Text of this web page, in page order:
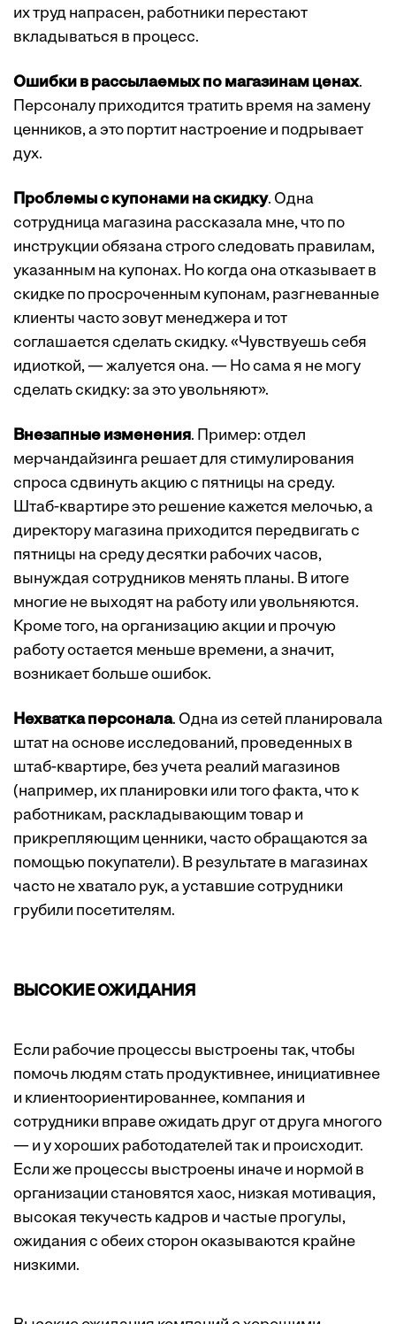
их труд напрасен, работники перестают
вкладываться в процесс.
Ошибки в рассылаемых по магазинам ценах.
Персоналу приходится тратить время на замену
ценников, а это портит настроение и подрывает
дух.
Проблемы с купонами на скидку. Одна
сотрудница магазина рассказала мне, что по
инструкции обязана строго следовать правилам,
указанным на купонах. Но когда она отказывает в
скидке по просроченным купонам, разгневанные
клиенты часто зовут менеджера и тот
соглашается сделать скидку. «Чувствуешь себя
идиоткой, — жалуется она. — Но сама я не могу
сделать скидку: за это увольняют».
Внезапные изменения. Пример: отдел
мерчандайзинга решает для стимулирования
спроса сдвинуть акцию с пятницы на среду.
Штаб-квартире это решение кажется мелочью, а
директору магазина приходится передвигать с
пятницы на среду десятки рабочих часов,
вынуждая сотрудников менять планы. В итоге
многие не выходят на работу или увольняются.
Кроме того, на организацию акции и прочую
работу остается меньше времени, а значит,
возникает больше ошибок.
Нехватка персонала. Одна из сетей планировала
штат на основе исследований, проведенных в
штаб-квартире, без учета реалий магазинов
(например, их планировки или того факта, что к
работникам, раскладывающим товар и
прикрепляющим ценники, часто обращаются за
помощью покупатели). В результате в магазинах
часто не хватало рук, а уставшие сотрудники
грубили посетителям.
ВЫСОКИЕ ОЖИДАНИЯ
Если рабочие процессы выстроены так, чтобы
помочь людям стать продуктивнее, инициативнее
и клиентоориентированнее, компания и
сотрудники вправе ожидать друг от друга многого
— и у хороших работодателей так и происходит.
Если же процессы выстроены иначе и нормой в
организации становятся хаос, низкая мотивация,
высокая текучесть кадров и частые прогулы,
ожидания с обеих сторон оказываются крайне
низкими.